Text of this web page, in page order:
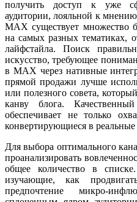
получить доступ к уже
аудитории, лояльной к
MAX существует множество
на самых разных тематиках,
лайфстайла. Поиск
искусство, требующее
в MAX через нативные
прямой продажи лучше
или полезного совета,
канву блога.
обеспечивает не только
конвертирующиеся в
Для выбора оптимального
проанализировать
общее количество в
изучающие, как
предпочтение микро-